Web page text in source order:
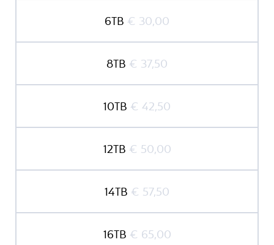
6TB € 30,00
8TB € 37,50
10TB € 42,50
12TB € 50,00
14TB € 57,50
16TB € 65,00